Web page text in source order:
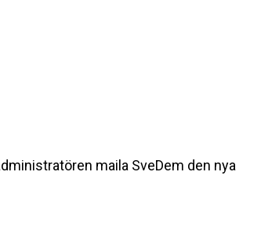
maila SveDem den nya